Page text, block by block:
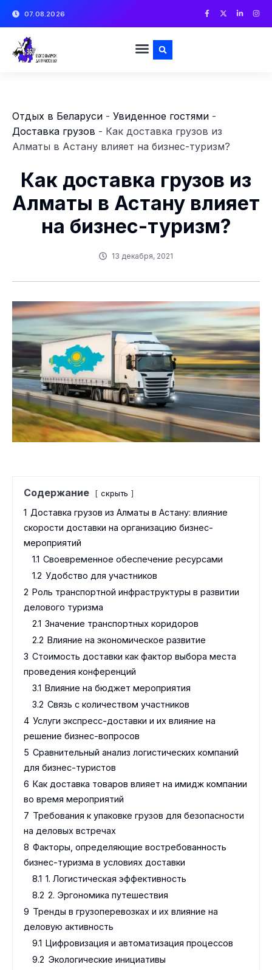
07.08.2026
Отдых в Беларуси - Увиденное гостями -
Доставка грузов - Как доставка грузов из
Алматы в Астану влияет на бизнес-туризм?
Как доставка грузов из
Алматы в Астану влияет
на бизнес-туризм?
13 декабря, 2021
Содержание скрыть
1 Доставка грузов из Алматы в Астану: влияние
скорости доставки на организацию бизнес-
мероприятий
1.1 Своевременное обеспечение ресурсами
1.2 Удобство для участников
2 Роль транспортной инфраструктуры в развитии
делового туризма
2.1 Значение транспортных коридоров
2.2 Влияние на экономическое развитие
3 Стоимость доставки как фактор выбора места
проведения конференций
3.1 Влияние на бюджет мероприятия
3.2 Связь с количеством участников
4 Услуги экспресс-доставки и их влияние на
решение бизнес-вопросов
5 Сравнительный анализ логистических компаний
для бизнес-туристов
6 Как доставка товаров влияет на имидж компании
во время мероприятий
7 Требования к упаковке грузов для безопасности
на деловых встречах
8 Факторы, определяющие востребованность
бизнес-туризма в условиях доставки
8.1 1. Логистическая эффективность
8.2 2. Эргономика путешествия
9 Тренды в грузоперевозках и их влияние на
деловую активность
9.1 Цифровизация и автоматизация процессов
9.2 Экологические инициативы